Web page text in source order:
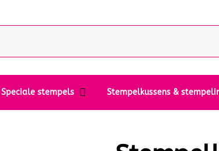
Speciale stempels Stempelkussens &